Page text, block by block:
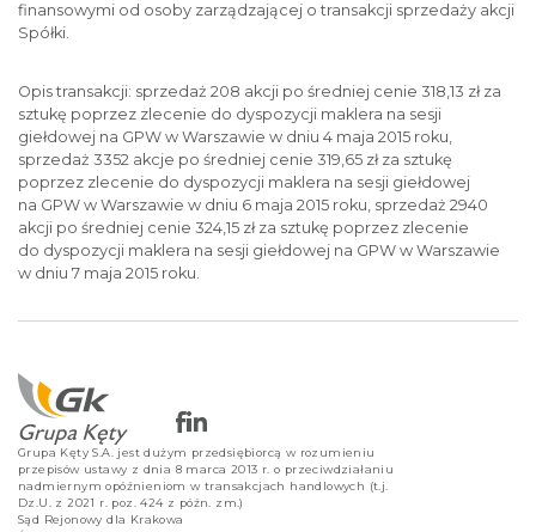
finansowymi od osoby zarządzającej o transakcji sprzedaży akcji
Spółki.
Opis transakcji: sprzedaż 208 akcji po średniej cenie 318,13 zł za
sztukę poprzez zlecenie do dyspozycji maklera na sesji
giełdowej na GPW w Warszawie w dniu 4 maja 2015 roku,
sprzedaż 3352 akcje po średniej cenie 319,65 zł za sztukę
poprzez zlecenie do dyspozycji maklera na sesji giełdowej
na GPW w Warszawie w dniu 6 maja 2015 roku, sprzedaż 2940
akcji po średniej cenie 324,15 zł za sztukę poprzez zlecenie
do dyspozycji maklera na sesji giełdowej na GPW w Warszawie
w dniu 7 maja 2015 roku.
Grupa Kęty S.A. jest dużym przedsiębiorcą w rozumieniu
przepisów ustawy z dnia 8 marca 2013 r. o przeciwdziałaniu
nadmiernym opóźnieniom w transakcjach handlowych (t.j.
Dz.U. z 2021 r. poz. 424 z późn. zm.)
Sąd Rejonowy dla Krakowa